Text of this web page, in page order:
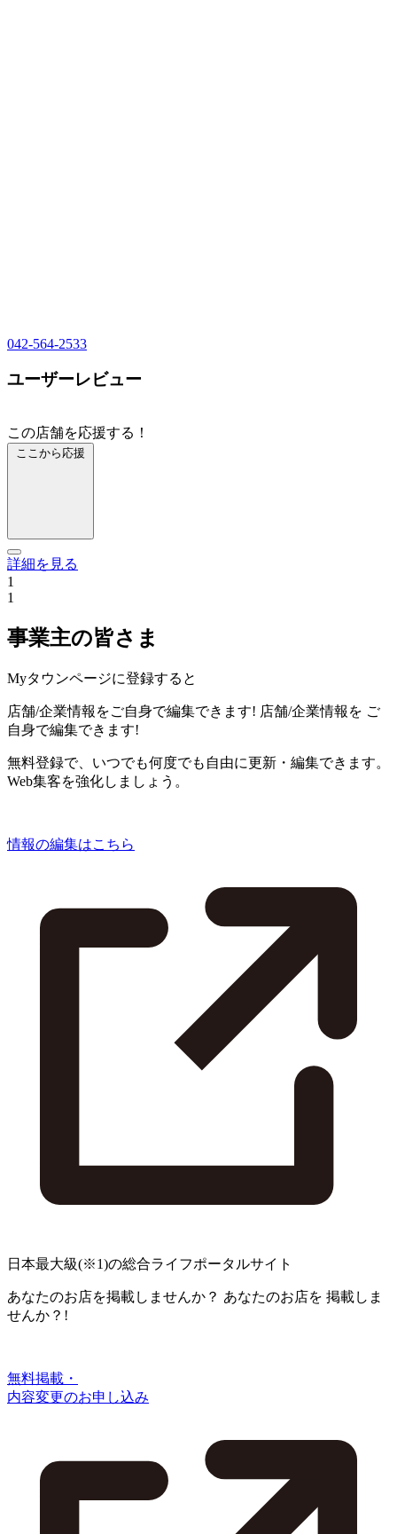
042-564-2533
ユーザーレビュー
この店舗を応援する！
ここから応援
詳細を見る
1
1
事業主の皆さま
Myタウンページに登録すると
店舗/企業情報をご自身で編集できます! 店舗/企業情報を ご
自身で編集できます!
無料登録で、いつでも何度でも自由に更新・編集できます。
Web集客を強化しましょう。
情報の編集はこちら
日本最大級(※1)の総合ライフポータルサイト
あなたのお店を掲載しませんか？ あなたのお店を 掲載しま
せんか？!
無料掲載・
内容変更のお申し込み